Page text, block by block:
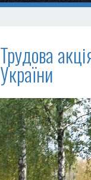
Трудова
України